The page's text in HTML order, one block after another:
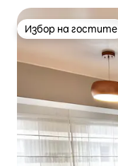
Избор на гостите
Избор на гостите